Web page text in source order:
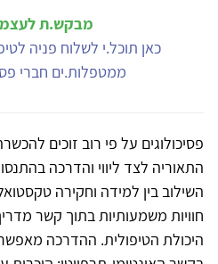
מבקש.ת
כאן תוכל.י לשלוח פניה
ממטפלות.ים חברי
פסיכולוגים על פי רוב זוכים
התאוריה לצד ליווי והדרכה
השילוב בין למידה וחקירה
חוויות משמעותיות בתוך קשר
היכולת הטיפולית. ההדרכה